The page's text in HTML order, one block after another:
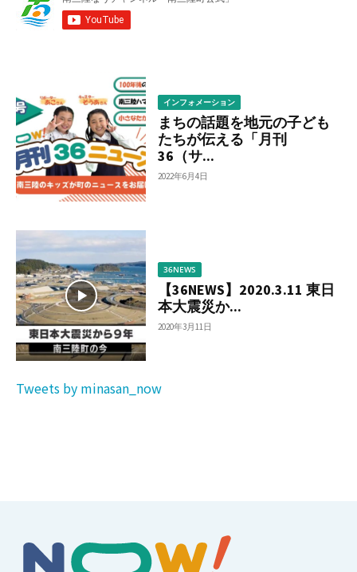
調
インフォメーション
まちの話題を地元の子ども
たちが伝える「月刊
36（サ...
2022年6月4日
36NEWS
【36NEWS】2020.3.11 東日
本大震災か...
2020年3月11日
Tweets by minasan_now